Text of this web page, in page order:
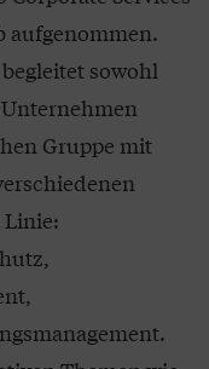
aufgenommen.
sowohl
Gruppe mit
Linie: